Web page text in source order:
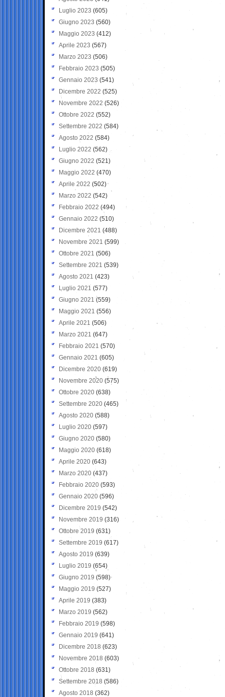
Luglio 2023 (605)
Giugno 2023 (560)
Maggio 2023 (412)
Aprile 2023 (567)
Marzo 2023 (506)
Febbraio 2023 (505)
Gennaio 2023 (541)
Dicembre 2022 (525)
Novembre 2022 (526)
Ottobre 2022 (552)
Settembre 2022 (584)
Agosto 2022 (584)
Luglio 2022 (562)
Giugno 2022 (521)
Maggio 2022 (470)
Aprile 2022 (502)
Marzo 2022 (542)
Febbraio 2022 (494)
Gennaio 2022 (510)
Dicembre 2021 (488)
Novembre 2021 (599)
Ottobre 2021 (506)
Settembre 2021 (539)
Agosto 2021 (423)
Luglio 2021 (577)
Giugno 2021(559)
Maggio 2021 (556)
Aprile 2021 (506)
Marzo 2021 (647)
Febbraio 2021 (570)
Gennaio 2021 (605)
Dicembre 2020 (619)
Novembre 2020 (575)
Ottobre 2020 (638)
Settembre 2020(465)
Agosto 2020 (588)
Luglio 2020 (597)
Giugno 2020 (580)
Maggio 2020 (618)
Aprile 2020 (643)
Marzo 2020 (437)
Febbraio 2020 (593)
Gennaio 2020 (596)
Dicembre 2019 (542)
Novembre 2019 (316)
Ottobre 2019 (631)
Settembre 2019 (617)
Agosto 2019 (639)
Luglio 2019 (654)
Giugno 2019 (598)
Maggio 2019 (527)
Aprile 2019 (383)
Marzo 2019 (562)
Febbraio 2019 (598)
Gennaio 2019 (641)
Dicembre 2018 (623)
Novembre 2018 (603)
Ottobre 2018 (631)
Settembre 2018 (586)
Agosto 2018 (362)